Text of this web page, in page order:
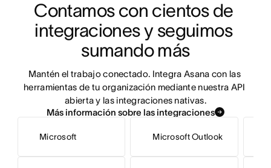
Contamos con cientos de
integraciones y seguimos
sumando más
Mantén el trabajo conectado. Integra Asana con las
herramientas de tu organización mediante nuestra API
abierta y las integraciones nativas.
Más información sobre las integraciones
Microsoft Microsoft Outlook